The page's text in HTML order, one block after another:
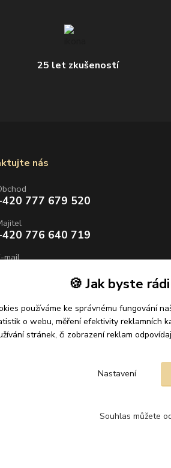
25 let zkušeností
nás
777 679 520
776 640 719
mail
🍪 Jak byste
používáme ke správnému fungování
o webu, měření efektivity reklamních
stránek, či zobrazení reklam
Nastavení
Souhlas můžete